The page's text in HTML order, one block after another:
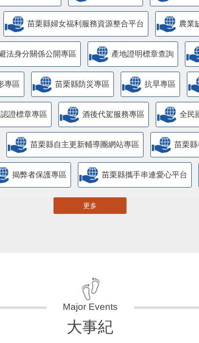
苗栗縣婦女福利服務資源整合平台 農業
法身分關係公開專區 產地證明標章查詢
專區 苗栗縣防災專區 抗旱專區
證標章專區 酒後代駕服務專區 全民
苗栗縣自主更新輔導團網站專區 苗栗
揭弊者保護專區 苗栗縣攜手串連愛心平台
更多
大事紀